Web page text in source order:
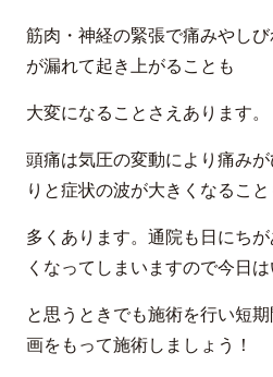
筋肉・神経の緊張で痛みやし
が漏れて起き上がることも
大変になることさえあります。
頭痛は気圧の変動により痛み
りと症状の波が大きくなること
多くあります。通院も日にち
くなってしまいますので今日
と思うときでも施術を行い短
画をもって施術しましょう！